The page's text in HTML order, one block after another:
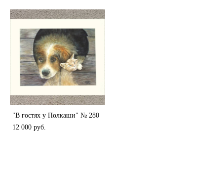
"В гостях у Полкаши" № 280
12 000 pуб.